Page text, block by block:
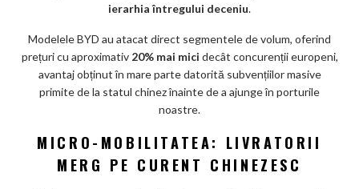
ierarhia întregului deceniu.
Modelele BYD au atacat direct segmentele de volum, oferind
prețuri cu aproximativ 20% mai mici decât concurenții europeni,
avantaj obținut în mare parte datorită subvențiilor masive
primite de la statul chinez înainte de a ajunge în porturile
noastre.
MICRO-MOBILITATEA: LIVRATORII
MERG PE CURENT CHINEZESC